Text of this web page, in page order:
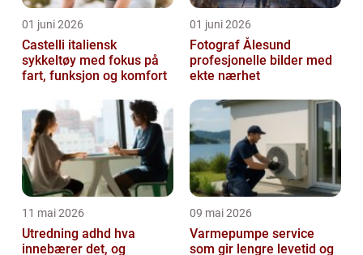
01 juni 2026
Castelli italiensk
sykkeltøy med fokus på
fart, funksjon og komfort
01 juni 2026
Fotograf Ålesund
profesjonelle bilder med
ekte nærhet
11 mai 2026
Utredning adhd hva
innebærer det, og
09 mai 2026
Varmepumpe service
som gir lengre levetid og